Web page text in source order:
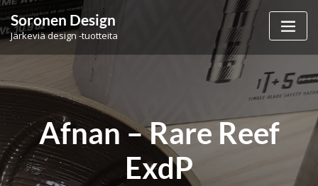
Skip
to
content
Soronen Design
Järkeviä design -tuotteita
Afnan – Rare Reef
ExdP